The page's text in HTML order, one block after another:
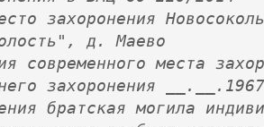
захоронения
д. Маево
современного места
захоронения __.__.1967
братская могила